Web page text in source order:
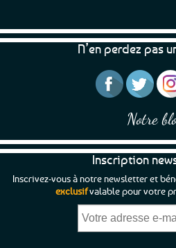
N’en perdez pas
Notre
Inscription
Inscrivez-vous à notre newsletter et
exclusifvalable pour votre